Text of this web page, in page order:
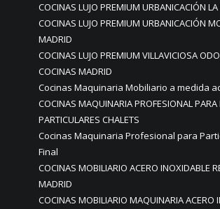
COCINAS LUJO PREMIUM URBANICACIÓN
COCINAS LUJO PREMIUM URBANICACIÓN
MADRID
COCINAS LUJO PREMIUM VILLAVICIOSA
COCINAS MADRID
Cocinas Maquinaria Mobiliario a medida
COCINAS MAQUINARIA PROFESIONAL PARA
PARTICULARES CHALETS
Cocinas Maquinaria Profesional para
Final
COCINAS MOBILIARIO ACERO INOXIDABLE
MADRID
COCINAS MOBILIARIO MAQUINARIA ACERO